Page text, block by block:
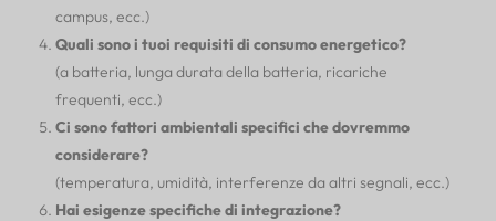
campus, ecc.)
Quali sono i tuoi requisiti di consumo energetico?
(a batteria, lunga durata della batteria, ricariche
frequenti, ecc.)
Ci sono fattori ambientali specifici che dovremmo
considerare?
(temperatura, umidità, interferenze da altri segnali, ecc.)
Hai esigenze specifiche di integrazione?